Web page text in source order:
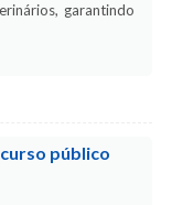
garantindo
público